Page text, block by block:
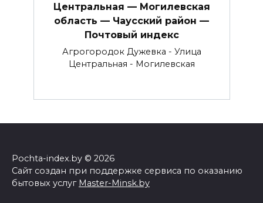
Центральная — Могилевская
область — Чаусский район —
Почтовый индекс
Агрогородок Дужевка - Улица
Центральная - Могилевская
Pochta-index.by © 2026
Сайт создан при поддержке сервиса по оказанию
бытовых услуг Master-Minsk.by